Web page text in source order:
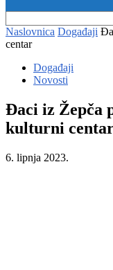
Naslovnica Događaji
centar
Događaji
Novosti
Đaci iz Žepča
kulturni
6. lipnja 2023.